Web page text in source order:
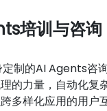
培训与咨询
制的AI Agents咨
的力量，自动化复
多样化应用的用户互